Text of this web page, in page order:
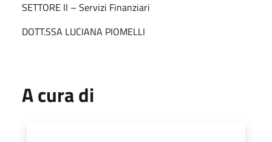
SETTORE II – Servizi Finanziari
DOTT.SSA LUCIANA PIOMELLI
A cura di